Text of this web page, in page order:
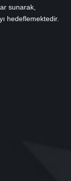
sunarak,
hedeflemektedir.